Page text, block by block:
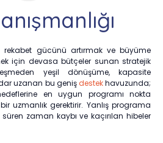
rekabet gücünü artırmak ve büyüme
için devasa bütçeler sunan stratejik
yeşil dönüşüme, kapasite
uzanan bu geniş destekhavuzunda;
en uygun programı nokta
uzmanlık gerektirir. Yanlış programa
zaman kaybı ve kaçırılan hibeler